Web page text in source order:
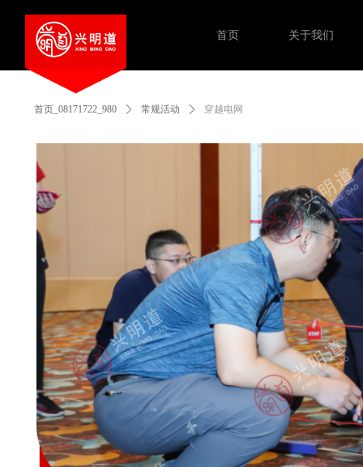
首页 关于我们
首页_08171722_980 ꄲ 常规活动 ꄲ 穿越电网